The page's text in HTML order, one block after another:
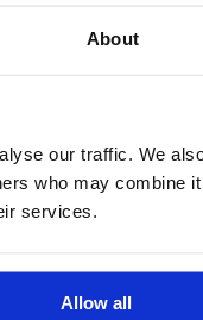
About
our traffic. We
who may combine
services.
Allow all
i tre pomodori più le
in modo omogeneo.
e aggiungilo alla
mixer con la cipolla,